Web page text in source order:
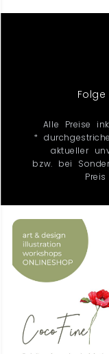
Alle Preise
*
aktueller
bzw. bei